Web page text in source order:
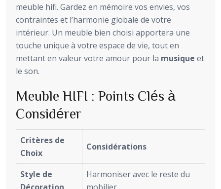
meuble hifi. Gardez en mémoire vos envies, vos
contraintes et l’harmonie globale de votre
intérieur. Un meuble bien choisi apportera une
touche unique à votre espace de vie, tout en
mettant en valeur votre amour pour la musique et
le son.
Meuble HIFI : Points Clés à
Considérer
Critères de
Choix
Considérations
Style de
Harmoniser avec le reste du